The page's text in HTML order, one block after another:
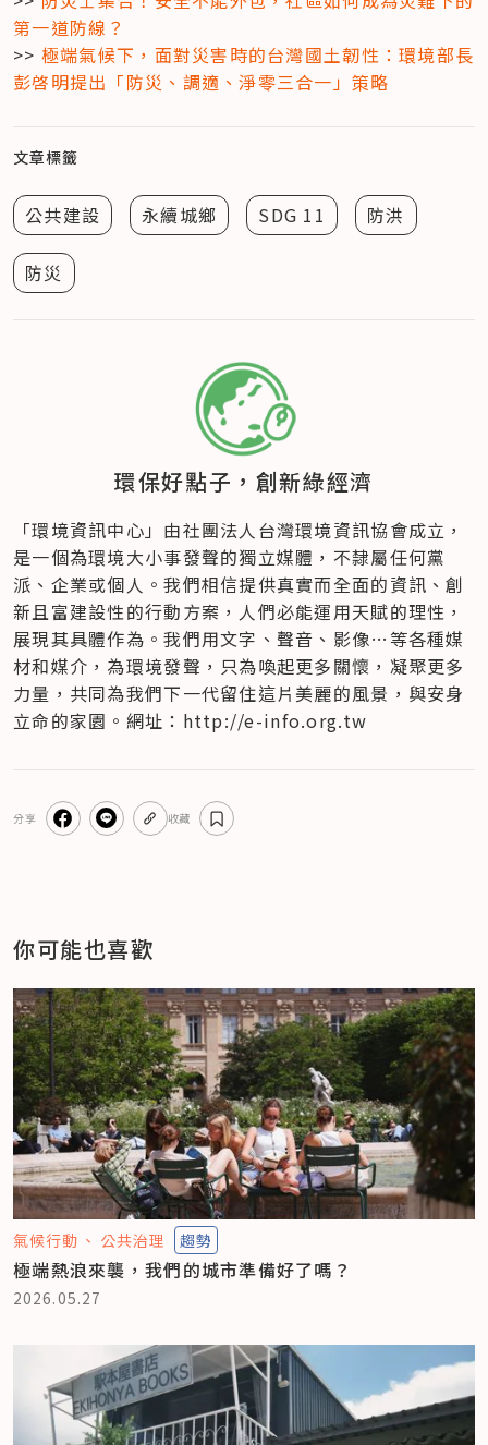
第一道防線？
>> 極端氣候下，面對災害時的台灣國土韌性：環境部長
彭啓明提出「防災、調適、淨零三合一」策略
文章標籤
公共建設 永續城鄉 SDG 11 防洪
防災
環保好點子，創新綠經濟
「環境資訊中心」由社團法人台灣環境資訊協會成立​，
是一個為環境大小事發聲的獨立媒體，不隸屬任何黨
派、企業或個人​。我們相信提供真實而全面的資訊、創
新且富建設性的行動方案，人們必能運用天賦的理性，
展現其具體作為。我們用文字、聲音、影像…等各種媒
材和媒介，為環境發聲，只為喚起更多關懷，凝聚更多
力量，共同為我們下一代留住這片美麗的風景，與安身
立命的家園。網址：http://e-info.org.tw
分享 收藏
你可能也喜歡
氣候行動 公共治理 趨勢
極端熱浪來襲，我們的城市準備好了嗎？
2026.05.27